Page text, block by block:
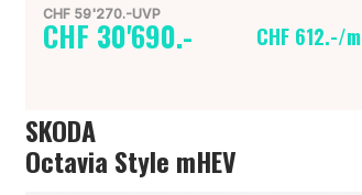
CHF 59'270.-UVP
CHF 30'690.- CHF 612.-/m
SKODA
Octavia Style mHEV